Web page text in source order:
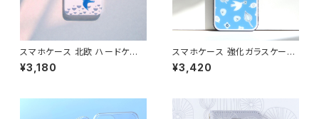
スマホケース 北欧 ハードケー
ス iPhone17/galaxy/Google
pixel/Xperia ワンポイント バ
¥3,180
スマホケース 強化ガラスケース
北欧 鳥 花柄 iPhone16/17/1
5/SE3 ブルー 青 光沢 おしゃれ
¥3,420